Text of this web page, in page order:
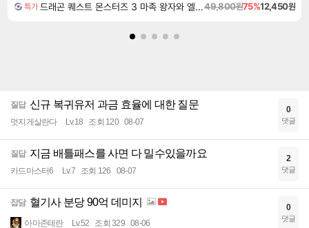
특가 드래곤 퀘스트 몬스터즈 3 마족 왕자와 엘프의 여행 Dragon Quest Monsters The Dark Prince49,800원75%12,450원
질답 신규 복귀유저 과금 효율에 대한 질문
멋지게살란다 Lv.18 조회 120 08-07
0
댓글
질답 지금 배틀패스를 사면 다 밀수있을까요
카드마스터6 Lv.7 조회 126 08-07
2
댓글
잡담 혈기사 분당 90억 데미지
아마존테란 Lv.52 조회 329 08-06
0
댓글